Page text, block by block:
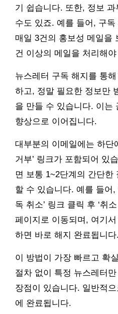
기 쉽습니다. 또한, 정보
수도 있죠. 예를 들어, 구
매일 3건의 홍보성 메일을
건 이상의 메일을 처리해
뉴스레터 구독 해지를 통
하고, 정말 필요한 정보만
을 만들 수 있습니다. 이는
향상으로 이어집니다.
대부분의 이메일에는 하단
거부’ 링크가 포함되어 있
면 보통 1~2단계의 간단한
할 수 있습니다. 예를 들어,
독 취소’ 링크 클릭 후 ‘취
페이지로 이동되며, 여기서
하면 바로 해지 완료됩니다.
이 방법이 가장 빠르고 확
절차 없이 특정 뉴스레터
장점이 있습니다. 일반적
에 완료됩니다.